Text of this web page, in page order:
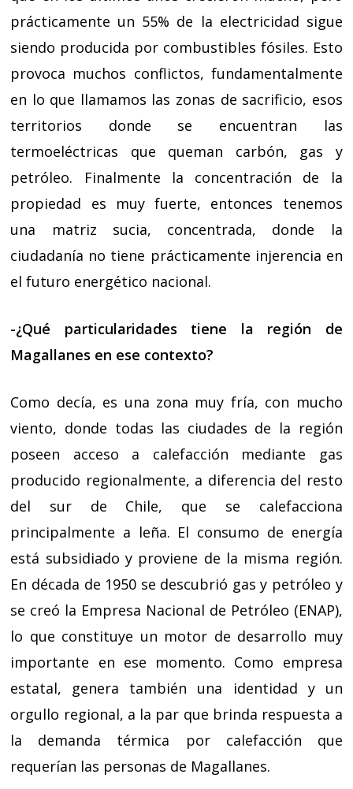
prácticamente un 55% de la electricidad sigue
siendo producida por combustibles fósiles. Esto
provoca muchos conflictos, fundamentalmente
en lo que llamamos las zonas de sacrificio, esos
territorios donde se encuentran las
termoeléctricas que queman carbón, gas y
petróleo. Finalmente la concentración de la
propiedad es muy fuerte, entonces tenemos
una matriz sucia, concentrada, donde la
ciudadanía no tiene prácticamente injerencia en
el futuro energético nacional.
-¿Qué particularidades tiene la región de
Magallanes en ese contexto?
Como decía, es una zona muy fría, con mucho
viento, donde todas las ciudades de la región
poseen acceso a calefacción mediante gas
producido regionalmente, a diferencia del resto
del sur de Chile, que se calefacciona
principalmente a leña. El consumo de energía
está subsidiado y proviene de la misma región.
En década de 1950 se descubrió gas y petróleo y
se creó la Empresa Nacional de Petróleo (ENAP),
lo que constituye un motor de desarrollo muy
importante en ese momento. Como empresa
estatal, genera también una identidad y un
orgullo regional, a la par que brinda respuesta a
la demanda térmica por calefacción que
requerían las personas de Magallanes.